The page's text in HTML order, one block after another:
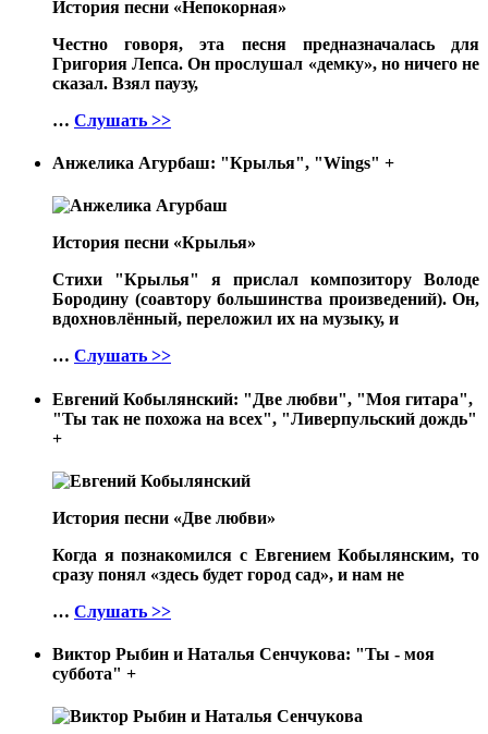
История песни «Непокорная»
Честно говоря, эта песня предназначалась для
Григория Лепса. Он прослушал «демку», но ничего не
сказал. Взял паузу,
… Слушать >>
Анжелика Агурбаш: "Крылья", "Wings" +
История песни «Крылья»
Стихи "Крылья" я прислал композитору Володе
Бородину (соавтору большинства произведений). Он,
вдохновлённый, переложил их на музыку, и
… Слушать >>
Евгений Кобылянский: "Две любви", "Моя гитара",
"Ты так не похожа на всех", "Ливерпульский дождь"
+
История песни «Две любви»
Когда я познакомился с Евгением Кобылянским, то
сразу понял «здесь будет город сад», и нам не
… Слушать >>
Виктор Рыбин и Наталья Сенчукова: "Ты - моя
суббота" +